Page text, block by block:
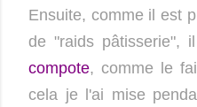
Ensuite, comme il est
de "raids pâtisserie",
compote, comme le
cela je l'ai mise